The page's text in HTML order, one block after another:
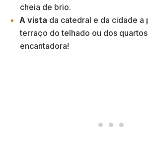
cheia de brio.
A vista da catedral e da cidade a
terraço do telhado ou dos
encantadora!